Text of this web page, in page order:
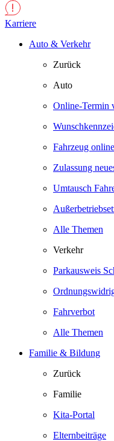
Karriere
Auto & Verkehr
Zurück
Auto
Online-Termin
Fahrzeug
Zulassung
Umtausch
Alle Themen
Verkehr
Parkausweis
Fahrverbot
Alle Themen
Familie & Bildung
Zurück
Familie
Kita-Portal
Elternbeiträge